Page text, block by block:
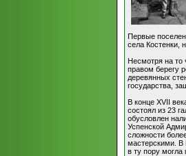
Первые
села Костенки,
Несмотря на то
правом берегу
деревянных
государства,
В конце XVII
состоял из 23
обусловлен
Успенской
сложности
мастерскими. В
в ту пору могла